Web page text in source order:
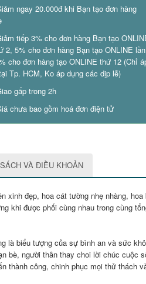
ngay 20.000đ khi Bạn tạo đơn hàng
tiếp 3% cho đơn hàng Bạn tạo
2, 5% cho đơn hàng Bạn tạo ONLINE
cho đơn hàng tạo ONLINE thứ 12 (Chỉ
Tp. HCM, Ko áp dụng các dịp lễ)
gấp trong 2h
chưa bao gồm hoá đơn điện tử
VÀ ĐIỀU KHOẢN
xinh đẹp, hoa cát tường nhẹ nhàng, hoa
khi được phối cùng nhau trong cùng
là biểu tượng của sự bình an và sức
bè, người thân thay choi lời chúc cuộc
thành công, chinh phục mọi thử thách